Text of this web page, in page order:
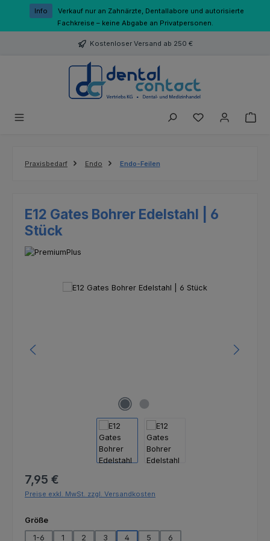
Zum Hauptinhalt springen
Info
Verkauf nur an Zahnärzte, Dentallabore und autorisierte
Fachkreise – keine Abgabe an Privatpersonen.
Kostenloser Versand ab 250 €
Du hast 0
Praxisbedarf Endo Endo-Feilen
E12 Gates Bohrer Edelstahl | 6
Stück
Bildergalerie überspringen
Regulärer Preis:
7,95 €
Preise exkl. MwSt. zzgl. Versandkosten
Größeauswählen
1-6
1 2 3 4 5 6